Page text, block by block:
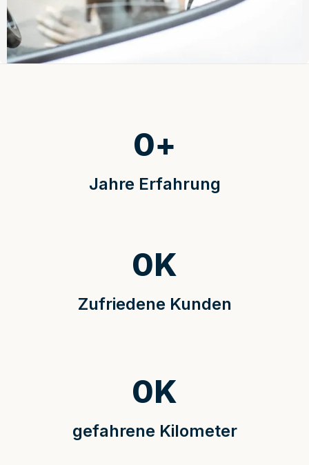
Jahre Erfahrung
0+
Zufriedene Kunden
0K
gefahrene Kilometer
0K